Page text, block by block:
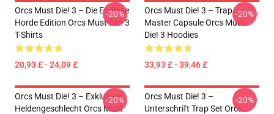
Orcs Must Die! 3 – Die Endlose
Horde Edition Orcs Must Die! 3
T-Shirts
20,93 £ - 24,09 £
-20%
Orcs Must Die! 3 – Trap
Master Capsule Orcs Must
Die! 3 Hoodies
33,93 £ - 39,46 £
-20%
Orcs Must Die! 3 – Exklusive
Heldengeschlecht Orcs Must
-20%
Orcs Must Die! 3 –
Unterschrift Trap Set Orcs
-20%